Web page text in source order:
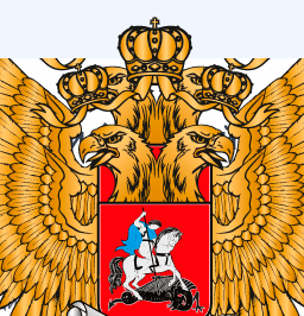
(типовой)
/ Химия / 13
52
1 моль каких двух из